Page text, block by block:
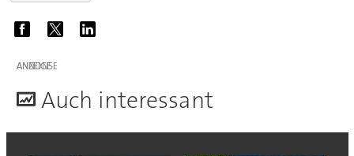
ANZEIGE
Auch interessant